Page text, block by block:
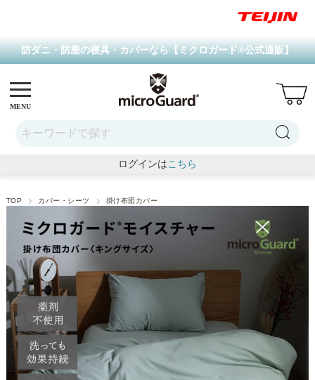
MENU
防ダニ・防塵の寝具・カバーなら【ミクロガード®公式通販】
ログインは こちら
TOP カバー・シーツ 掛け布団カバー